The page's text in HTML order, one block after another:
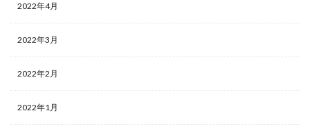
2022年4月
2022年3月
2022年2月
2022年1月